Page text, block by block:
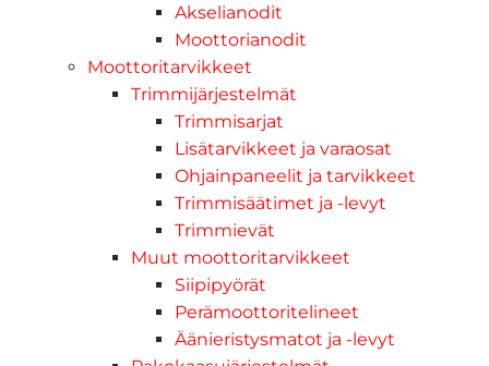
Akselianodit
Moottorianodit
Moottoritarvikkeet
Trimmijärjestelmät
Trimmisarjat
Lisätarvikkeet ja varaosat
Ohjainpaneelit ja tarvikkeet
Trimmisäätimet ja -levyt
Trimmievät
Muut moottoritarvikkeet
Siipipyörät
Perämoottoritelineet
Äänieristysmatot ja -levyt